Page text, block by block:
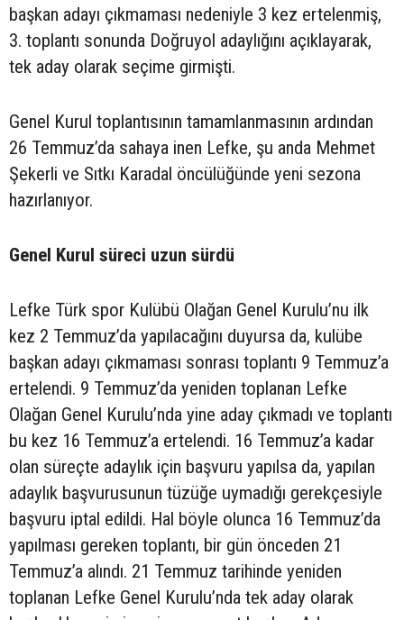
başkan adayı çıkmaması nedeniyle 3 kez ertelenmiş,
3. toplantı sonunda Doğruyol adaylığını açıklayarak,
tek aday olarak seçime girmişti.
Genel Kurul toplantısının tamamlanmasının ardından
26 Temmuz’da sahaya inen Lefke, şu anda Mehmet
Şekerli ve Sıtkı Karadal öncülüğünde yeni sezona
hazırlanıyor.
Genel Kurul süreci uzun sürdü
Lefke Türk spor Kulübü Olağan Genel Kurulu’nu ilk
kez 2 Temmuz’da yapılacağını duyursa da, kulübe
başkan adayı çıkmaması sonrası toplantı 9 Temmuz’a
ertelendi. 9 Temmuz’da yeniden toplanan Lefke
Olağan Genel Kurulu’nda yine aday çıkmadı ve toplantı
bu kez 16 Temmuz’a ertelendi. 16 Temmuz’a kadar
olan süreçte adaylık için başvuru yapılsa da, yapılan
adaylık başvurusunun tüzüğe uymadığı gerekçesiyle
başvuru iptal edildi. Hal böyle olunca 16 Temmuz’da
yapılması gereken toplantı, bir gün önceden 21
Temmuz’a alındı. 21 Temmuz tarihinde yeniden
toplanan Lefke Genel Kurulu’nda tek aday olarak